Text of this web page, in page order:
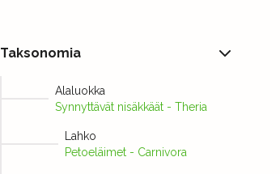
Taksonomia
Alaluokka
Synnyttävät nisäkkäät - Theria
Lahko
Petoeläimet - Carnivora